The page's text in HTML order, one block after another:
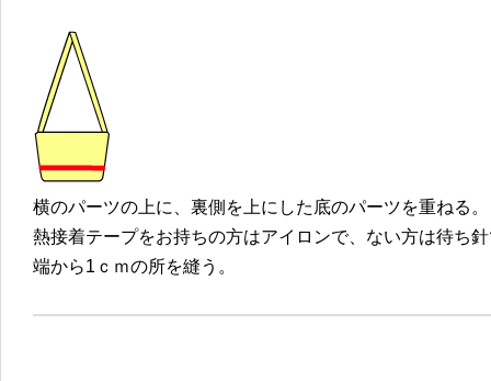
横のパーツの上に、裏側を上にした底のパーツを重ねる。
熱接着テープをお持ちの方はアイロンで、ない方は待ち
端から1ｃｍの所を縫う。